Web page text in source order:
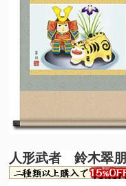
人形武者 鈴木翠